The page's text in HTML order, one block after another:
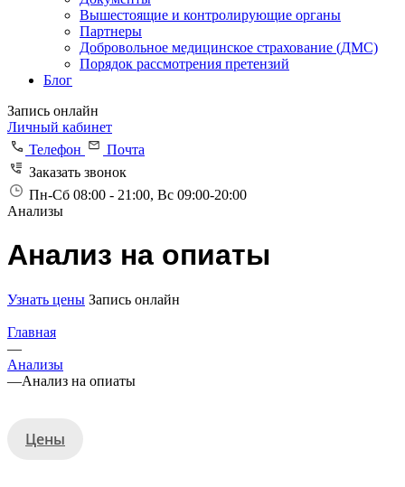
Вышестоящие и контролирующие органы
Партнеры
Добровольное медицинское страхование (ДМС)
Порядок рассмотрения претензий
Блог
Запись онлайн
Личный кабинет
Телефон
Почта
Заказать звонок
Пн-Сб 08:00 - 21:00, Вс 09:00-20:00
Анализы
Анализ на опиаты
Узнать цены Запись онлайн
Главная
—
Анализы
—Анализ на опиаты
Цены